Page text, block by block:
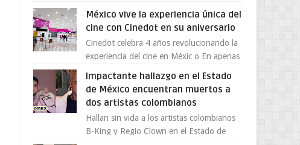
México, luego de ser tr...
México vive la experiencia única del
cine con Cinedot en su aniversario
Cinedot celebra 4 años revolucionando la
experiencia del cine en Méxic o En apenas
es posible reinve...
Impactante hallazgo en el Estado
de México encuentran muertos a
dos artistas colombianos
Hallan sin vida a los artistas colombianos
B-King y Regio Clown en el Estado de